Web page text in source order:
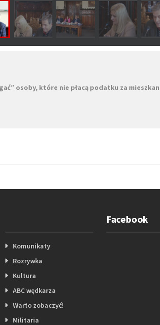
osoby, które nie płacą podatku za
Komunikaty
Rozrywka
Kultura
ABC wędkarza
Warto zobaczyć!
Militaria
Facebook